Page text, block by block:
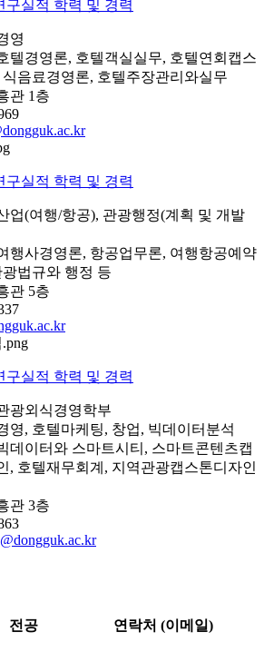
구실적 학력 및 경력
영
텔경영론, 호텔객실실무, 호텔연회캡스
음료경영론, 호텔주장관리와실무
관 1층
구실적 학력 및 경력
업(여행/항공), 관광행정(계획 및 개발
행사경영론, 항공업무론, 여행항공예약
법규와 행정 등
관 5층
구실적 학력 및 경력
광외식경영학부
영, 호텔마케팅, 창업, 빅데이터분석
데이터와 스마트시티, 스마트콘텐츠캡
, 호텔재무회계, 지역관광캡스톤디자인
관 3층
전공 연락처 (이메일)